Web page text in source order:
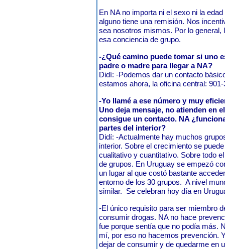
En NA no importa ni el sexo ni la
alguno tiene una remisión. Nos
sea nosotros mismos. Por lo general,
esa conciencia de grupo.
-¿Qué camino puede tomar si uno
padre o madre para llegar a NA?
Didí: -Podemos dar un contacto
estamos ahora, la oficina central:
-Yo llamé a ese número y muy
Uno deja mensaje, no atienden en
consigue un contacto. NA
partes del interior?
Didí: -Actualmente hay muchos
interior. Sobre el crecimiento se
cualitativo y cuantitativo. Sobre todo
de grupos. En Uruguay se empezó
un lugar al que costó bastante
entorno de los 30 grupos. A nivel
similar. Se celebran hoy día en
-El único requisito para ser miembro
consumir drogas. NA no hace
fue porque sentía que no podía más.
mí, por eso no hacemos prevención.
dejar de consumir y de quedarme en